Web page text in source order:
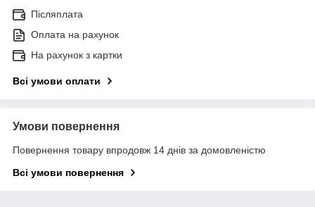
Післяплата
Оплата на рахунок
На рахунок з картки
Всі умови оплати
Умови повернення
Повернення товару впродовж 14 днів за домовленістю
Всі умови повернення